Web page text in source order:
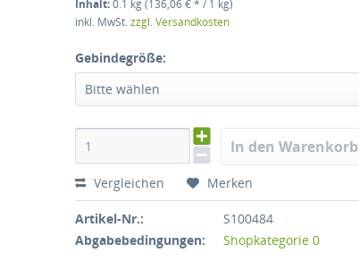
Inhalt:0.1 kg (136,06 € * / 1 kg)
inkl. MwSt.zzgl. Versandkosten
Gebindegröße:
Bitte wählen
In den Warenkorb
Vergleichen Merken
Artikel-Nr.:
S100484
Abgabebedingungen:
Shopkategorie 0